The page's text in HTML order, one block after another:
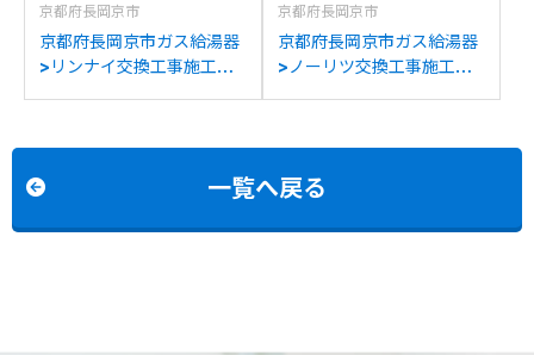
京都府長岡京市
京都府長岡京市ガス給湯器
>リンナイ交換工事施工事
京都府長岡京市
京都府長岡京市ガス給湯器
>ノーリツ交換工事施工事
一覧へ戻る